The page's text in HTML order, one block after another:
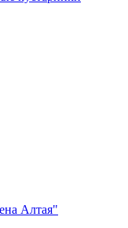
Алтая"